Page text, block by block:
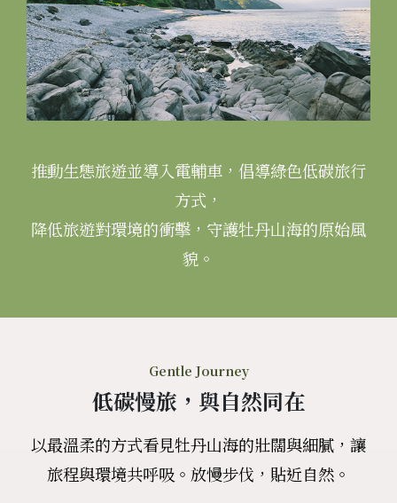
推動生態旅遊並導入電輔車，倡導綠色低碳旅行
方式，
降低旅遊對環境的衝擊，守護牡丹山海的原始風
貌。
Gentle Journey
低碳慢旅，與自然同在
以最溫柔的方式看見牡丹山海的壯闊與細膩，讓
旅程與環境共呼吸。放慢步伐，貼近自然。